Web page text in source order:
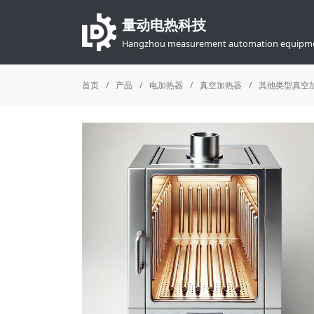
量动电热科技
Hangzhou measurement automation
首页 产品 电加热器 真空加热器 其他类型真空